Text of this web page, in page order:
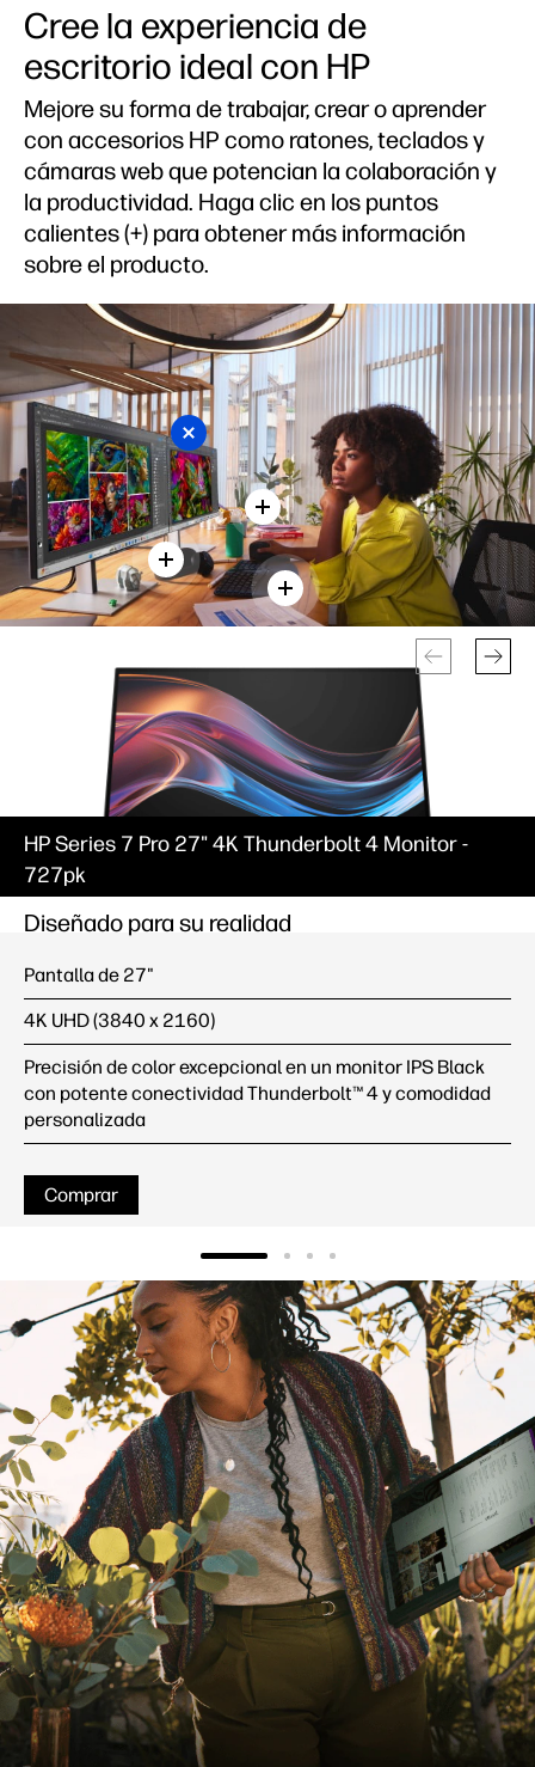
Cree la experiencia de
escritorio ideal con HP
Mejore su forma de trabajar, crear o aprender
con accesorios HP como ratones, teclados y
cámaras web que potencian la colaboración y
la productividad. Haga clic en los puntos
calientes (+) para obtener más información
sobre el producto.
HP Series 7 Pro 27" 4K Thunderbolt 4 Monitor -
727pk
Diseñado para su realidad
Pantalla de 27"
4K UHD (3840 x 2160)
Precisión de color excepcional en un monitor IPS Black
con potente conectividad Thunderbolt™ 4 y comodidad
personalizada
Comprar